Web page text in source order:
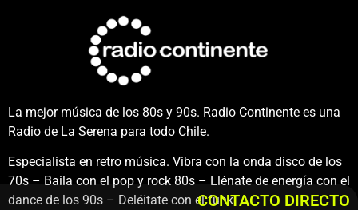
La mejor música de los 80s y 90s. Radio Continente es una
Radio de La Serena para todo Chile.
Especialista en retro música. Vibra con la onda disco de los
70s – Baila con el pop y rock 80s – Llénate de energía con el
dance de los 90s – Deléitate con el funk.CONTACTO DIRECTO